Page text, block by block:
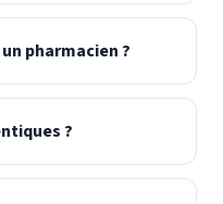
pharmacien ?
?